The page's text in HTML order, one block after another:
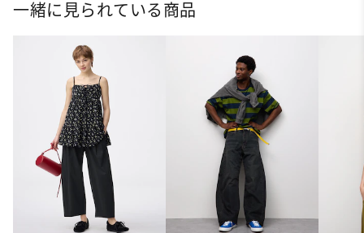
一緒に見られている商品